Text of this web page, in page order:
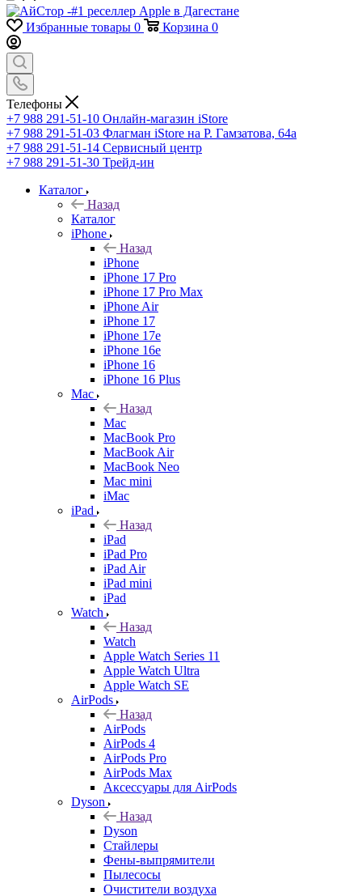
Избранные товары 0 Корзина 0
Телефоны
+7 988 291-51-10 Онлайн-магазин iStore
+7 988 291-51-03 Флагман iStore на Р. Гамзатова, 64а
+7 988 291-51-14 Сервисный центр
+7 988 291-51-30 Трейд-ин
Каталог
Назад
Каталог
iPhone
Назад
iPhone
iPhone 17 Pro
iPhone 17 Pro Max
iPhone Air
iPhone 17
iPhone 17e
iPhone 16e
iPhone 16
iPhone 16 Plus
Mac
Назад
Mac
MacBook Pro
MacBook Air
MacBook Neo
Mac mini
iMac
iPad
Назад
iPad
iPad Pro
iPad Air
iPad mini
iPad
Watch
Назад
Watch
Apple Watch Series 11
Apple Watch Ultra
Apple Watch SE
AirPods
Назад
AirPods
AirPods 4
AirPods Pro
AirPods Max
Аксессуары для AirPods
Dyson
Назад
Dyson
Стайлеры
Фены-выпрямители
Пылесосы
Очистители воздуха